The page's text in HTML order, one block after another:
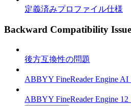
定義済みプロファイル仕様
Backward Compatibility
後方互換性の問題
ABBYY FineReader Engine AI
ABBYY FineReader Engine 12